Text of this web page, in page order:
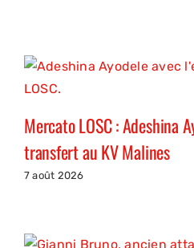
Mercato LOSC : Adeshina
transfert au KV Malines
7 août 2026